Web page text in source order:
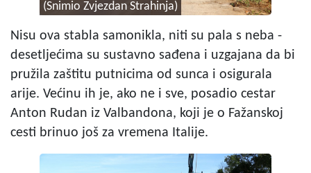
(Snimio Zvjezdan Strahinja)
Nisu ova stabla samonikla, niti su pala s neba -
desetljećima su sustavno sađena i uzgajana da bi
pružila zaštitu putnicima od sunca i osigurala
arije. Većinu ih je, ako ne i sve, posadio cestar
Anton Rudan iz Valbandona, koji je o Fažanskoj
cesti brinuo još za vremena Italije.